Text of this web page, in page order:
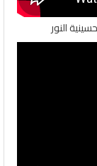
النور